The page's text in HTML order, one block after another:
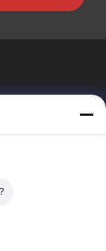
CO., LTD.